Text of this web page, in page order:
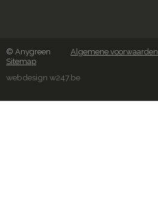
© Anygreen Algemene voorwaarden
Sitemap
webdesign w247.be